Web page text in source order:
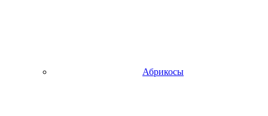
Абрикосы